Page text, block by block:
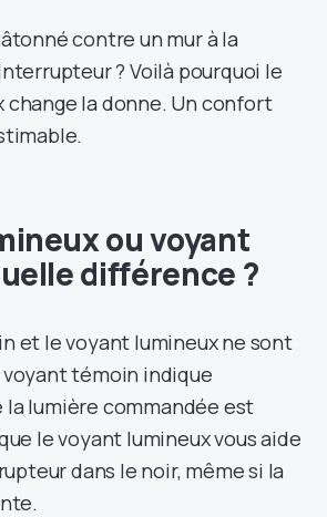
contre un mur à la
? Voilà pourquoi le
change la donne. Un confort
ou voyant
différence ?
et le voyant lumineux ne sont
voyant témoin indique
lumière commandée est
le voyant lumineux vous aide
dans le noir, même si la